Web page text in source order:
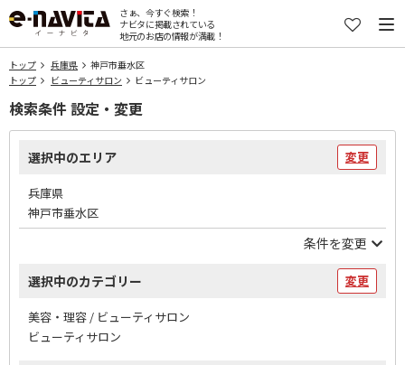
さぁ、今すぐ検索！
ナビタに掲載されている
地元のお店の情報が満載！
トップ 兵庫県
神戸市垂水区
トップ
ビューティサロン ビューティサロン
検索条件 設定・変更
選択中のエリア 変更
兵庫県
神戸市垂水区
条件を変更
選択中のカテゴリー 変更
美容・理容 / ビューティサロン
ビューティサロン